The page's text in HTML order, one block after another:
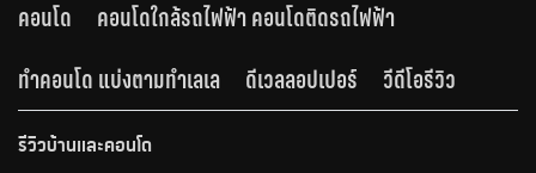
คอนโด
คอนโดใกล้รถไฟฟ้า คอนโดติดรถไฟฟ้า
ทำคอนโด แบ่งตามทำเลเล
ดีเวลลอปเปอร์ วีดีโอรีวิว
รีวิวบ้านและคอนโด